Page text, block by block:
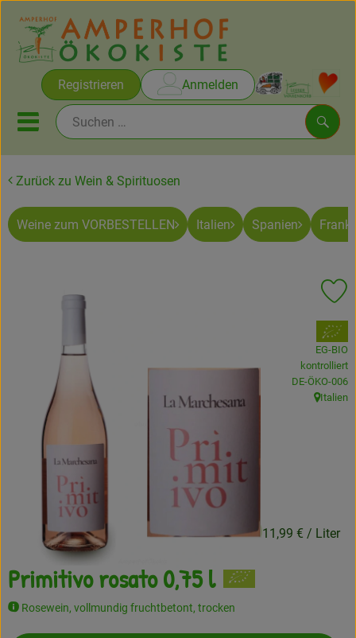
Registrieren Anmelden
Mobiles Menu öffnen oder
Rezepte
Obst & Gemüse
Frisches
Angebote
Haltbares
Getränke
Naturkosmetik
Drogerie
Gratis Ökokiste im Wert von 25 Euro
Zurück zu Wein & Spirituosen
Weine zum VORBESTELLEN Italien Spanien
Primitivo rosato 0,75 l
Rosewein, vollmundig fruchtbetont, trocken
8,99 €/ 0,75 l 11,99 € / Liter
, Verband:
EG-BIO
kontrolliert
, Kontrollstelle:
DE-ÖKO-006
,
Italien